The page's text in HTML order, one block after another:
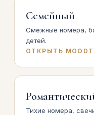
Семейный
Смежные номера,
детей.
ОТКРЫТЬ
Тихие номера,